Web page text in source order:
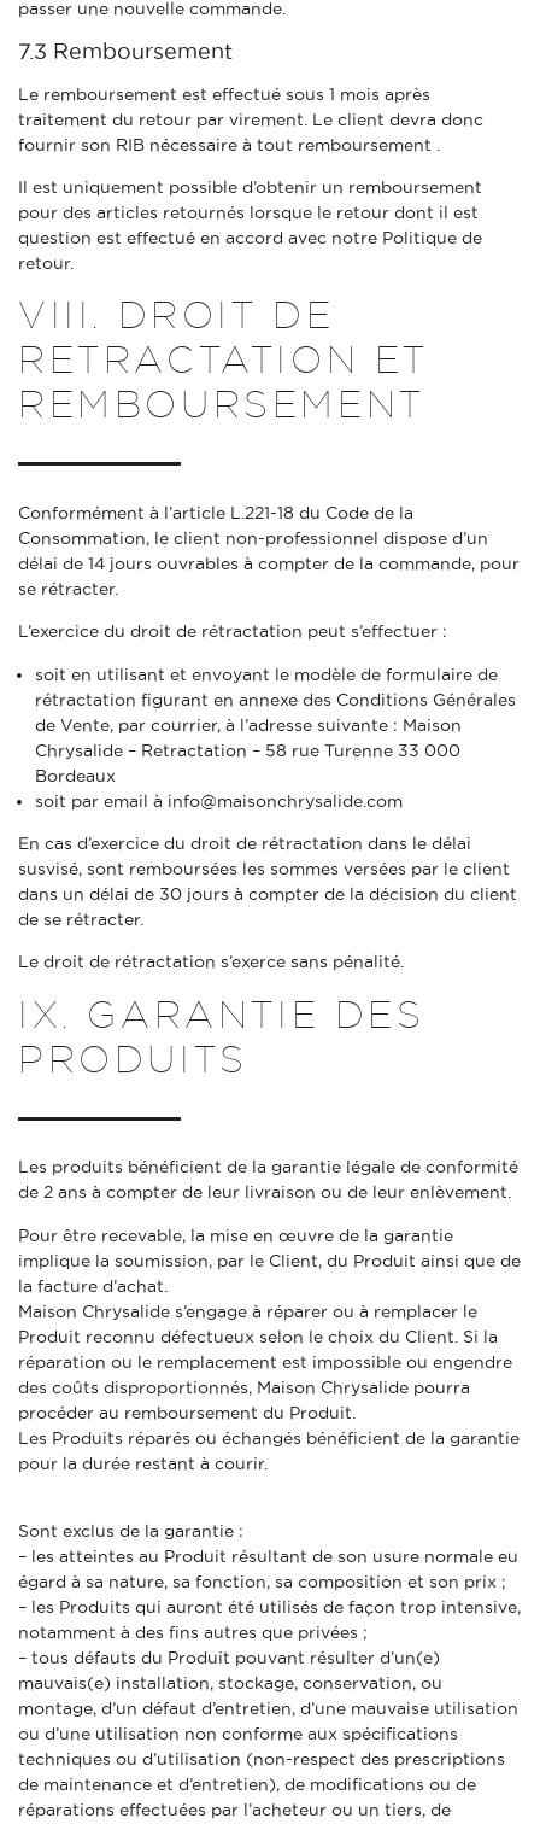
passer une nouvelle commande.
7.3 Remboursement
Le remboursement est effectué sous 1 mois après
traitement du retour par virement. Le client devra donc
fournir son RIB nécessaire à tout remboursement .
Il est uniquement possible d’obtenir un remboursement
pour des articles retournés lorsque le retour dont il est
question est effectué en accord avec notre Politique de
retour.
VIII. DROIT DE
RETRACTATION ET
REMBOURSEMENT
Conformément à l’article L.221-18 du Code de la
Consommation, le client non-professionnel dispose d’un
délai de 14 jours ouvrables à compter de la commande, pour
se rétracter.
L’exercice du droit de rétractation peut s’effectuer :
soit en utilisant et envoyant le modèle de formulaire de
rétractation figurant en annexe des Conditions Générales
de Vente, par courrier, à l’adresse suivante : Maison
Chrysalide – Retractation – 58 rue Turenne 33 000
Bordeaux
soit par email à info@maisonchrysalide.com
En cas d’exercice du droit de rétractation dans le délai
susvisé, sont remboursées les sommes versées par le client
dans un délai de 30 jours à compter de la décision du client
de se rétracter.
Le droit de rétractation s’exerce sans pénalité.
IX. GARANTIE DES
PRODUITS
Les produits bénéficient de la garantie légale de conformité
de 2 ans à compter de leur livraison ou de leur enlèvement.
Pour être recevable, la mise en œuvre de la garantie
implique la soumission, par le Client, du Produit ainsi que de
la facture d’achat.
Maison Chrysalide s’engage à réparer ou à remplacer le
Produit reconnu défectueux selon le choix du Client. Si la
réparation ou le remplacement est impossible ou engendre
des coûts disproportionnés, Maison Chrysalide pourra
procéder au remboursement du Produit.
Les Produits réparés ou échangés bénéficient de la garantie
pour la durée restant à courir.
Sont exclus de la garantie :
– les atteintes au Produit résultant de son usure normale eu
égard à sa nature, sa fonction, sa composition et son prix ;
– les Produits qui auront été utilisés de façon trop intensive,
notamment à des fins autres que privées ;
– tous défauts du Produit pouvant résulter d’un(e)
mauvais(e) installation, stockage, conservation, ou
montage, d’un défaut d’entretien, d’une mauvaise utilisation
ou d’une utilisation non conforme aux spécifications
techniques ou d’utilisation (non-respect des prescriptions
de maintenance et d’entretien), de modifications ou de
réparations effectuées par l’acheteur ou un tiers, de